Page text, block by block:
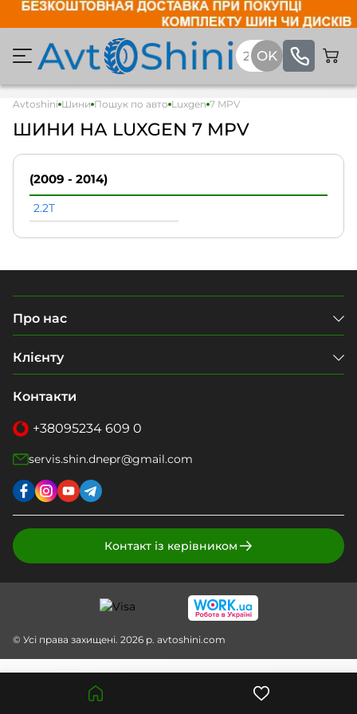
Avtoshini Шини Пошук по авто Luxgen 7 MPV
ШИНИ НА LUXGEN 7 MPV
(2009 - 2014)
2.2T
Про нас
Клієнту
Контакти
+38095234 609 0
servis.shin.dnepr@gmail.com
Контакт із керівником
© Усі права захищені. 2026 р. avtoshini.com